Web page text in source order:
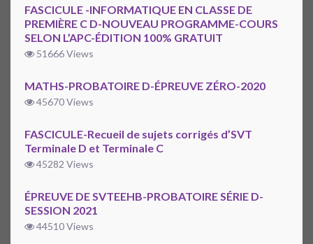
FASCICULE -INFORMATIQUE EN CLASSE DE
PREMIÈRE C D-NOUVEAU PROGRAMME-COURS
SELON L’APC-ÉDITION 100% GRATUIT
51666 Views
MATHS-PROBATOIRE D-ÉPREUVE ZÉRO-2020
45670 Views
FASCICULE-Recueil de sujets corrigés d’SVT
Terminale D et Terminale C
45282 Views
ÉPREUVE DE SVTEEHB-PROBATOIRE SÉRIE D-
SESSION 2021
44510 Views